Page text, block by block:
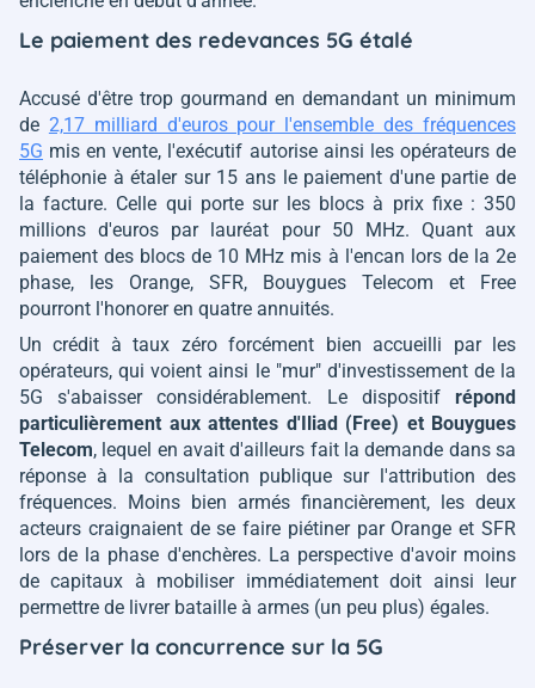
Le paiement des redevances 5G étalé
Accusé d'être trop gourmand en demandant un minimum
de 2,17 milliard d'euros pour l'ensemble des fréquences
5G mis en vente, l'exécutif autorise ainsi les opérateurs de
téléphonie à étaler sur 15 ans le paiement d'une partie de
la facture. Celle qui porte sur les blocs à prix fixe : 350
millions d'euros par lauréat pour 50 MHz. Quant aux
paiement des blocs de 10 MHz mis à l'encan lors de la 2e
phase, les Orange, SFR, Bouygues Telecom et Free
pourront l'honorer en quatre annuités.
Un crédit à taux zéro forcément bien accueilli par les
opérateurs, qui voient ainsi le "mur" d'investissement de la
5G s'abaisser considérablement. Le dispositif répond
particulièrement aux attentes d'Iliad (Free) et Bouygues
Telecom, lequel en avait d'ailleurs fait la demande dans sa
réponse à la consultation publique sur l'attribution des
fréquences. Moins bien armés financièrement, les deux
acteurs craignaient de se faire piétiner par Orange et SFR
lors de la phase d'enchères. La perspective d'avoir moins
de capitaux à mobiliser immédiatement doit ainsi leur
permettre de livrer bataille à armes (un peu plus) égales.
Préserver la concurrence sur la 5G